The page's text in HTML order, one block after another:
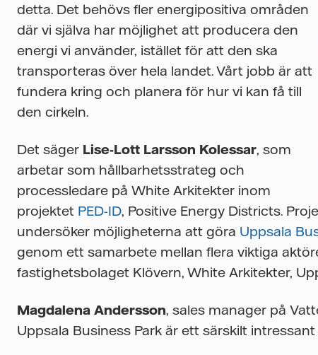
detta. Det behövs fler energipositiva områden
där vi själva har möjlighet att producera den
energi vi använder, istället för att den ska
transporteras över hela landet. Vårt jobb är att
fundera kring och planera för hur vi kan få till
den cirkeln.
Det säger Lise-Lott Larsson Kolessar, som
arbetar som hållbarhetsstrateg och
processledare på White Arkitekter inom
projektet PED-ID, Positive Energy Districts.
undersöker möjligheterna att göra Uppsala
genom ett samarbete mellan flera viktiga
fastighetsbolaget Klövern, White Arkitekter,
Magdalena Andersson, sales manager på
Uppsala Business Park är ett särskilt